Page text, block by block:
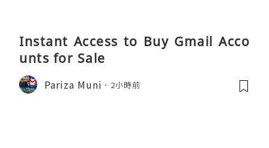
Instant Access to Buy Gmail Acco
unts for Sale
Pariza Muni 2小時前